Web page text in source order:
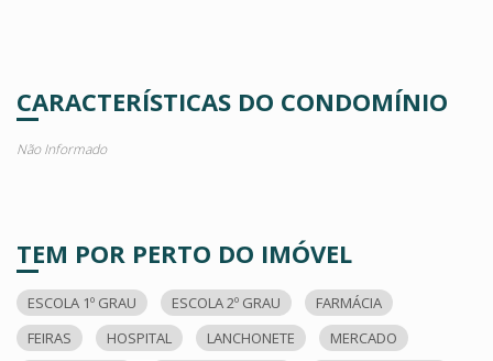
CARACTERÍSTICAS DO CONDOMÍNIO
Não Informado
TEM POR PERTO DO IMÓVEL
ESCOLA 1º GRAU ESCOLA 2º GRAU
FARMÁCIA
FEIRAS
HOSPITAL LANCHONETE
MERCADO